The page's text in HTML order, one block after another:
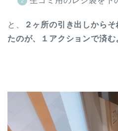
と、
２ヶ所の引き出しから
たのが、１アクションで済む